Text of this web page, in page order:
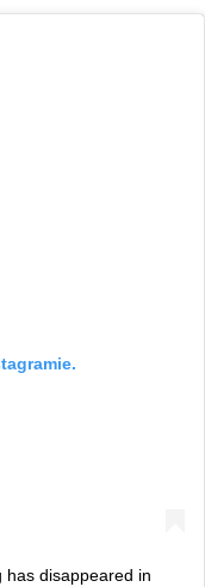
has disappeared in